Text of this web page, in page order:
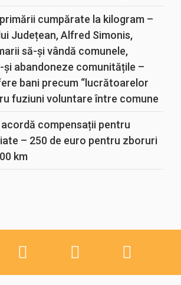
primării cumpărate la kilogram –
Județean, Alfred Simonis,
să-și vândă comunele,
și abandoneze comunitățile –
bani precum “lucrătoarelor
fuziuni voluntare între comune
compensații pentru
– 250 de euro pentru zboruri
km